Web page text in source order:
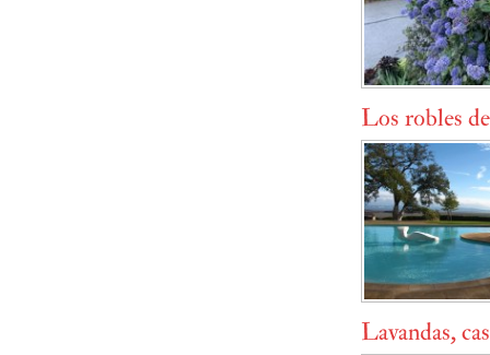
Los robles
Lavandas,